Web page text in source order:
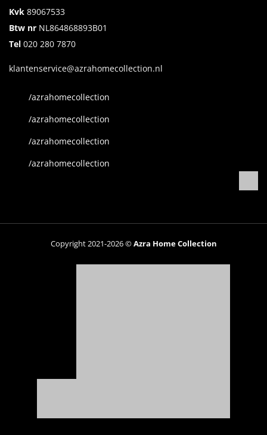
Kvk 89067533
Btw nr NL864868893B01
Tel 020 280 7870
klantenservice@azrahomecollection.nl
/azrahomecollection
/azrahomecollection
/azrahomecollection
/azrahomecollection
Copyright 2021-2026 ©Azra Home Collection